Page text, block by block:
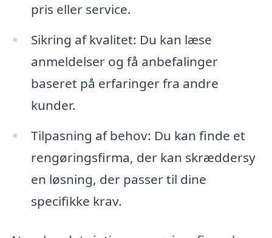
pris eller service.
Sikring af kvalitet: Du kan læse
anmeldelser og få anbefalinger
baseret på erfaringer fra andre
kunder.
Tilpasning af behov: Du kan finde et
rengøringsfirma, der kan skræddersy
en løsning, der passer til dine
specifikke krav.